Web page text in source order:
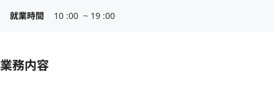
就業時間
10 :00  ~ 19 :00
業務内容